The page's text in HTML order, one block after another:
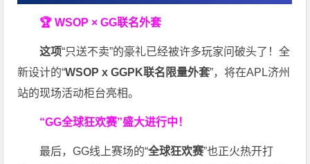
🏆 WSOP × GG联名外套
这项“只送不卖”的豪礼已经被许多玩家问破头了！全
新设计的“WSOP x GGPK联名限量外套”，将在APL济州
站的现场活动柜台亮相。
“GG全球狂欢赛”盛大进行中！
最后，GG线上赛场的“全球狂欢赛”也正火热开打